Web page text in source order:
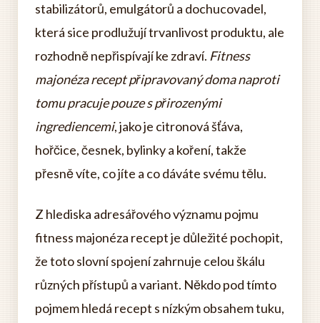
stabilizátorů, emulgátorů a dochucovadel,
která sice prodlužují trvanlivost produktu, ale
rozhodně nepřispívají ke zdraví. Fitness
majonéza recept připravovaný doma naproti
tomu pracuje pouze s přirozenými
ingrediencemi, jako je citronová šťáva,
hořčice, česnek, bylinky a koření, takže
přesně víte, co jíte a co dáváte svému tělu.
Z hlediska adresářového významu pojmu
fitness majonéza recept je důležité pochopit,
že toto slovní spojení zahrnuje celou škálu
různých přístupů a variant. Někdo pod tímto
pojmem hledá recept s nízkým obsahem tuku,